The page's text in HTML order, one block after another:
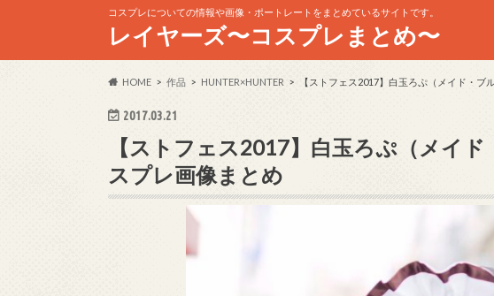
コスプレについての情報や画像・ポートレートをまとめているサイトです。
レイヤーズ〜コスプレまとめ〜
HOME 作品 HUNTER×HUNTER 【ストフェス2017】白玉ろぷ（メイド・
2017.03.21
【ストフェス2017】白玉ろぷ（メイ
スプレ画像まとめ